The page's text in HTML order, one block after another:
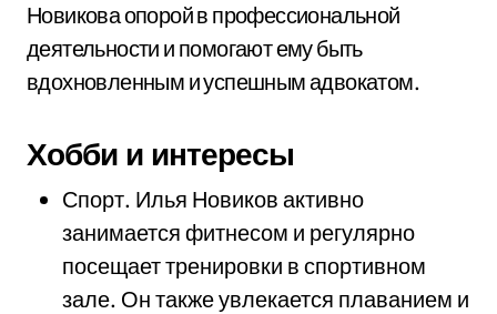
Новикова опорой в профессиональной
деятельности и помогают ему быть
вдохновленным и успешным адвокатом.
Хобби и интересы
Спорт. Илья Новиков активно
занимается фитнесом и регулярно
посещает тренировки в спортивном
зале. Он также увлекается плаванием и